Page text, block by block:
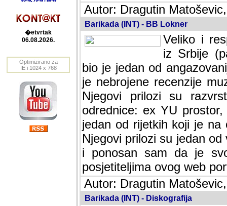
�etvrtak
06.08.2026.
Optimizirano za
IE i 1024 x 768
Autor: Dragutin
Barikada (INT) - BB Lokner
Veliko i
Srbije (pa i
jedan od angazovanijih
nebrojene recenzije
Njegovi prilozi su
odrednice: ex YU
jedan od rijetkih koji je
Njegovi prilozi su jedan
i ponosan sam da je
posjetiteljima ovog web
Autor: Dragutin
Barikada (INT) - Diskografija